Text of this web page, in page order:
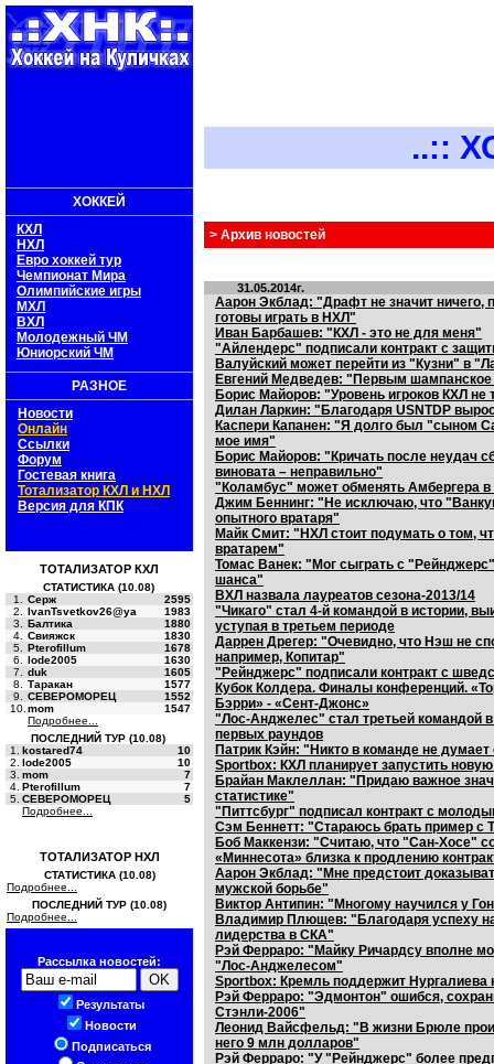
ХОККЕЙ
КХЛ
НХЛ
Евро хоккей тур
Чемпионат Мира
Олимпийские игры
МХЛ
ВХЛ
Молодежный ЧМ
Юниорский ЧМ
РАЗНОЕ
Новости
Онлайн
Ссылки
Форум
Гостевая книга
Тотализатор КХЛ и НХЛ
Версия для КПК
ТОТАЛИЗАТОР КХЛ
СТАТИСТИКА (10.08)
1.
Серж
2595
2.
IvanTsvetkov26@ya
1983
3.
Балтика
1880
4.
Свияжск
1830
5.
Pterofillum
1678
6.
lode2005
1630
7.
duk
1605
8.
Таракан
1577
9.
СЕВЕРОМОРЕЦ
1552
10. mom
1547
Подробнее...
ПОСЛЕДНИЙ ТУР (10.08)
1.
kostared74
10
2. lode2005
10
3. mom
7
4. Pterofillum
7
5. СЕВЕРОМОРЕЦ
5
Подробнее...
ТОТАЛИЗАТОР НХЛ
СТАТИСТИКА (10.08)
Подробнее...
ПОСЛЕДНИЙ ТУР (10.08)
Подробнее...
Рассылка новостей:
Результаты
Новости
Подписаться
..::
> Архив новостей
31.05.2014г.
Аарон Экблад: "Драфт не значит ничего,
готовы играть в НХЛ"
Иван Барбашев: "КХЛ - это не для меня"
"Айлендерс" подписали контракт с
Валуйский может перейти из "Кузни" в
Евгений Медведев: "Первым шампанское
Борис Майоров: "Уровень игроков КХЛ
Дилан Ларкин: "Благодаря USNTDP
Каспери Капанен: "Я долго был "сыном
мое имя"
Борис Майоров: "Кричать после неудач
виновата – неправильно"
"Коламбус" может обменять Амбергера
Джим Беннинг: "Не исключаю, что
опытного вратаря"
Майк Смит: "НХЛ стоит подумать о том,
вратарем"
Томас Ванек: "Мог сыграть с
шанса"
ВХЛ назвала лауреатов сезона-2013/14
"Чикаго" стал 4-й командой в истории,
уступая в третьем периоде
Даррен Дрегер: "Очевидно, что Нэш не
например, Копитар"
"Рейнджерс" подписали контракт с
Кубок Колдера. Финалы конференций.
Бэрри» - «Сент-Джонс»
"Лос-Анджелес" стал третьей командой в
первых раундов
Патрик Кэйн: "Никто в команде не
Sportbox: КХЛ планирует запустить
Брайан Маклеллан: "Придаю важное
статистике"
"Питтсбург" подписал контракт с
Сэм Беннетт: "Стараюсь брать пример с
Боб Маккензи: "Считаю, что "Сан-Хосе"
«Миннесота» близка к продлению
Аарон Экблад: "Мне предстоит
мужской борьбе"
Виктор Антипин: "Многому научился у
Владимир Плющев: "Благодаря успеху
лидерства в СКА"
Рэй Ферраро: "Майку Ричардсу вполне
"Лос-Анджелесом"
Sportbox: Кремль поддержит Нургалиева
Рэй Ферраро: "Эдмонтон" ошибся,
Стэнли-2006"
Леонид Вайсфельд: "В жизни Брюле
него 9 млн долларов"
Рэй Ферраро: "У "Рейнджерс" более